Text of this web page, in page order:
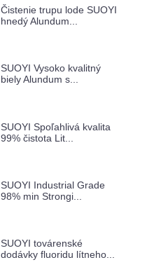
Čistenie trupu lode SUOYI
hnedý Alundum...
SUOYI Vysoko kvalitný
biely Alundum s...
SUOYI Spoľahlivá kvalita
99% čistota Lit...
SUOYI Industrial Grade
98% min Strongi...
SUOYI továrenské
dodávky fluoridu lítneho...